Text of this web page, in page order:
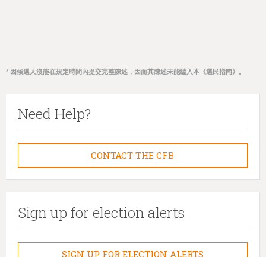
* 因候選人沒能在規定時間內提交完整陳述，因而其陳述未能編入本《選民指南》。
Need Help?
CONTACT THE CFB
Sign up for election alerts
SIGN UP FOR ELECTION ALERTS